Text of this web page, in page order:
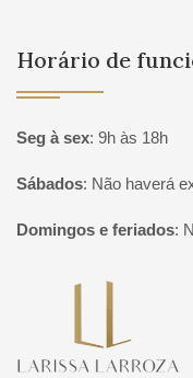
Horário de
Seg à sex: 9h às 18h
Sábados: Não haverá
Domingos e feriados: